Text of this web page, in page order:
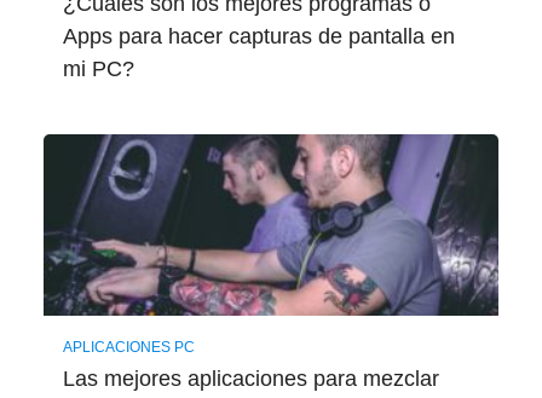
Apps para hacer capturas de pantalla en
mi PC?
APLICACIONES PC
Las mejores aplicaciones para mezclar